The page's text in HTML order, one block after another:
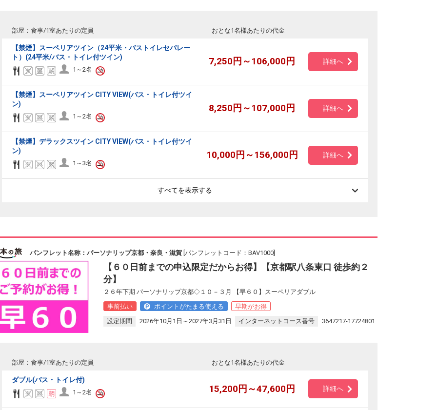
部屋：食事/1室あたりの定員 おとな1名様あたりの代金
【禁煙】スーペリアツイン（24平米・バストイレセパレー
ト）(24平米/バス・トイレ付ツイン)
1～2名
7,250円～106,000円 詳細へ
【禁煙】スーペリアツイン CITY VIEW(バス・トイレ付ツイ
ン)
1～2名
8,250円～107,000円 詳細へ
【禁煙】デラックスツイン CITY VIEW(バス・トイレ付ツイ
ン)
1～3名
10,000円～156,000円 詳細へ
すべてを表示する
パンフレット名称：パーソナリップ京都・奈良・滋賀 [パンフレットコード：BAV1000]
【６０日前までの申込限定だからお得】【京都駅八条東口 徒歩約２
分】
２６年下期 パーソナリップ京都◇１０－３月 【早６０】スーペリアダブル
事前払い
ポイントがたまる使える
早期がお得
設定期間
2026年10月1日～2027年3月31日 インターネットコース番号 3647217-17724801
部屋：食事/1室あたりの定員 おとな1名様あたりの代金
ダブル(バス・トイレ付)
1～2名 15,200円～47,600円 詳細へ